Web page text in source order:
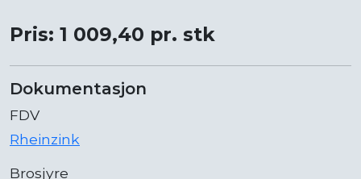
Pris: 1 009,40 pr. stk
Dokumentasjon
FDV
Rheinzink
Brosjyre